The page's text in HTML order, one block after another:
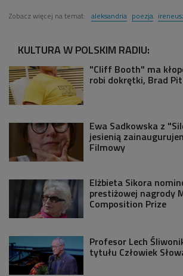
Zobacz więcej na temat: aleksandria poezja
KULTURA W POLSKIM RADIU:
"Cliff Booth" ma
robi dokrętki, Brad
Ewa Sadkowska z
jesienią
Filmowy
Elżbieta Sikora
prestiżowej nagrody
Composition Prize
Profesor Lech
tytułu Człowiek